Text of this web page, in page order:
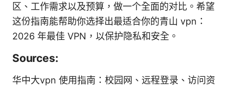
区、工作需求以及预算，做一个全面的对比。希望
这份指南能帮助你选择出最适合你的青山 vpn：
2026 年最佳 VPN，以保护隐私和安全。
Sources:
华中大vpn 使用指南：校园网、远程登录、访问资